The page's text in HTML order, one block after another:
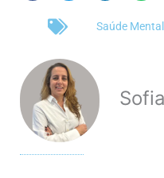
Saúde Mental